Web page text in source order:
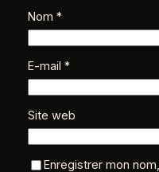
Nom *
E-mail *
Site web
Enregistrer mon